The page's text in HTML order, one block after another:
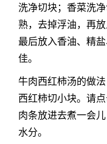
洗净切块；香菜洗
熟，去掉浮油，再
最后放入香油、精
佳。
牛肉西红柿汤的做
西红柿切小块。请
肉条放进去煮一会
水分。